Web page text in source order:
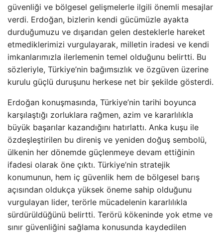
güvenliği ve bölgesel gelişmelerle ilgili önemli mesajlar
verdi. Erdoğan, bizlerin kendi gücümüzle ayakta
durduğumuzu ve dışarıdan gelen desteklerle hareket
etmediklerimizi vurgulayarak, milletin iradesi ve kendi
imkanlarımızla ilerlemenin temel olduğunu belirtti. Bu
sözleriyle, Türkiye’nin bağımsızlık ve özgüven üzerine
kurulu güçlü duruşunu herkese net bir şekilde gösterdi.
Erdoğan konuşmasında, Türkiye’nin tarihi boyunca
karşılaştığı zorluklara rağmen, azim ve kararlılıkla
büyük başarılar kazandığını hatırlattı. Anka kuşu ile
özdeşleştirilen bu direniş ve yeniden doğuş sembolü,
ülkenin her dönemde güçlenmeye devam ettiğinin
ifadesi olarak öne çıktı. Türkiye’nin stratejik
konumunun, hem iç güvenlik hem de bölgesel barış
açısından oldukça yüksek öneme sahip olduğunu
vurgulayan lider, terörle mücadelenin kararlılıkla
sürdürüldüğünü belirtti. Terörü kökeninde yok etme ve
sınır güvenliğini sağlama konusunda kaydedilen